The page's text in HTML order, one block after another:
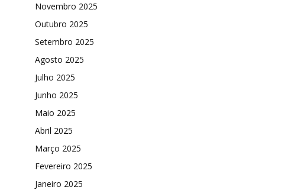
Novembro 2025
Outubro 2025
Setembro 2025
Agosto 2025
Julho 2025
Junho 2025
Maio 2025
Abril 2025
Março 2025
Fevereiro 2025
Janeiro 2025